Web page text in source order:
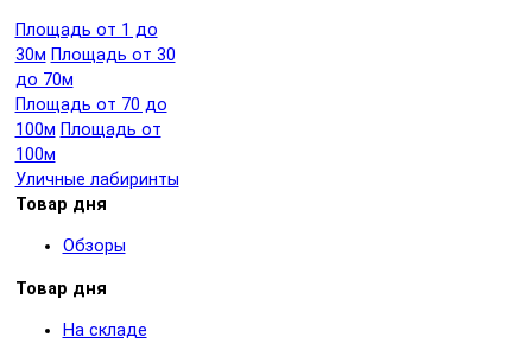
Площадь от 1 до
30м Площадь от 30
до 70м
Площадь от 70 до
100м Площадь от
100м
Уличные лабиринты
Товар дня
Обзоры
Товар дня
На складе